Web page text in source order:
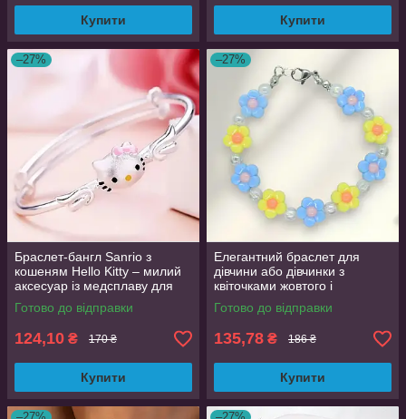
Купити Купити
–27%
Браслет-бангл Sanrio з
кошеням Hello Kitty – милий
аксесуар із медсплаву для
дівчат, 6 см діаметр
Готово до відправки
124,10 ₴ 170 ₴
Купити
–27%
Елегантний браслет для
дівчини або дівчинки з
квіточками жовтого і
блакитного кольорів, яскраві
намистинки, сріблястий
Готово до відправки
135,78 ₴ 186 ₴
Купити